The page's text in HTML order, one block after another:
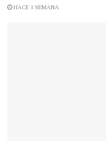
HACE 1 SEMANA